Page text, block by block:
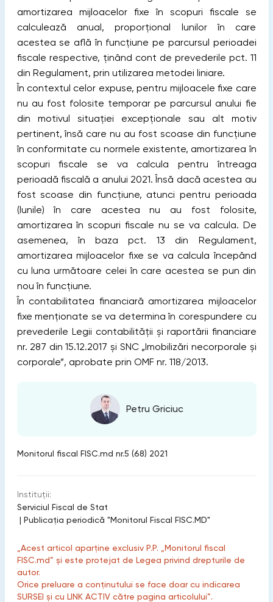
amortizarea mijloacelor fixe în scopuri fiscale se
calculează anual, proporțional lunilor în care
acestea se află în funcțiune pe parcursul perioadei
fiscale respective, ținând cont de prevederile pct. 11
din Regulament, prin utilizarea metodei liniare.
În contextul celor expuse, pentru mijloacele fixe care
nu au fost folosite temporar pe parcursul anului fie
din motivul situației excepționale sau alt motiv
pertinent, însă care nu au fost scoase din funcțiune
în conformitate cu normele existente, amortizarea în
scopuri fiscale se va calcula pentru întreaga
perioadă fiscală a anului 2021. Însă dacă acestea au
fost scoase din funcțiune, atunci pentru perioada
(lunile) în care acestea nu au fost folosite,
amortizarea în scopuri fiscale nu se va calcula. De
asemenea, în baza pct. 13 din Regulament,
amortizarea mijloacelor fixe se va calcula începând
cu luna următoare celei în care acestea se pun din
nou în funcţiune.
În contabilitatea financiară amortizarea mijloacelor
fixe menționate se va determina în corespundere cu
prevederile Legii contabilității și raportării financiare
nr. 287 din 15.12.2017 și SNC „Imobilizări necorporale și
corporale”, aprobate prin OMF nr. 118/2013.
Petru Griciuc
Monitorul fiscal FISC.md nr.5 (68) 2021
Instituții:
Serviciul Fiscal de Stat
| Publicaţia periodică "Monitorul Fiscal FISC.MD"
„Acest articol aparține exclusiv P.P. „Monitorul fiscal
FISC.md” și este protejat de Legea privind drepturile de
autor.
Orice preluare a conținutului se face doar cu indicarea
SURSEI și cu LINK ACTIV către pagina articolului”.